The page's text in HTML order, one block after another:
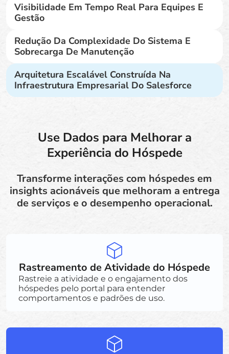
Visibilidade Em Tempo Real Para Equipes E
Gestão
Redução Da Complexidade Do Sistema E
Sobrecarga De Manutenção
Arquitetura Escalável Construída Na
Infraestrutura Empresarial Do Salesforce
Use Dados para Melhorar a
Experiência do Hóspede
Transforme interações com hóspedes em
insights acionáveis que melhoram a entrega
de serviços e o desempenho operacional.
Rastreamento de Atividade do Hóspede
Rastreie a atividade e o engajamento dos
hóspedes pelo portal para entender
comportamentos e padrões de uso.